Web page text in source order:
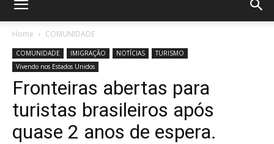
Home COMUNIDADE
COMUNIDADE IMIGRAÇÃO NOTÍCIAS
TURISMO
Vivendo nos Estados Unidos
Fronteiras abertas para
turistas brasileiros após
quase 2 anos de espera.